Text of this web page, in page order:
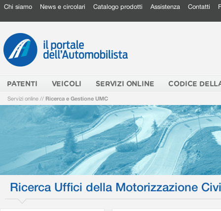
Chi siamo News e circolari Catalogo prodotti Assistenza Contatti
PATENTI VEICOLI SERVIZI ONLINE CODICE
Servizi online // Ricerca e Gestione UMC
Ricerca Uffici della Motorizzazione